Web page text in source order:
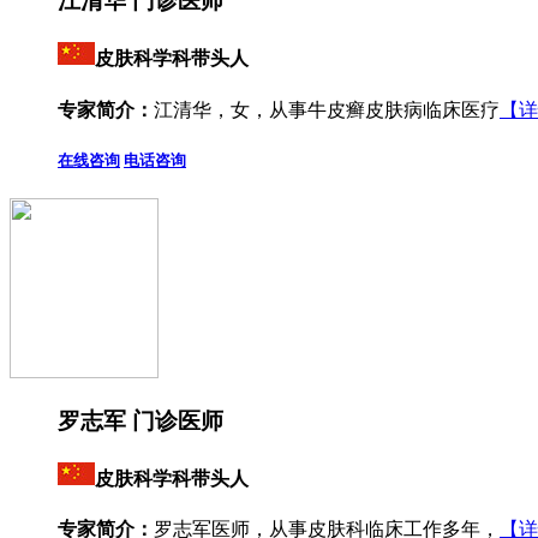
皮肤科学科带头人
专家简介： 江清华，女，从事牛皮癣皮肤病临床医疗 【
在线咨询 电话咨询
罗志军 门诊医师
皮肤科学科带头人
专家简介： 罗志军医师，从事皮肤科临床工作多年， 【